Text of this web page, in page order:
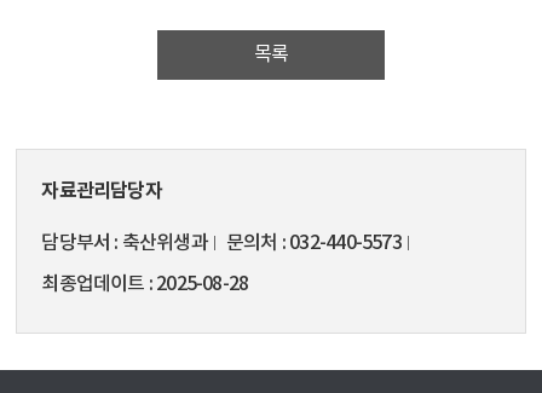
목록
자료관리담당자
담당부서 축산위생과 문의처
032-440-5573
최종업데이트
2025-08-28